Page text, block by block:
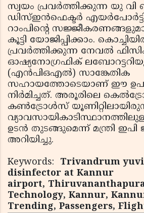
സ്വയം പ്രവര്‍ത്തിക്കുന്ന യു
ഡിസ്ഇന്‍ഫെക്ടര്‍
റാംപിന്റെ
കൂട്ടി യോജിപ്പിക്കാം.
പ്രവര്‍ത്തിക്കുന്ന നേവല്‍
ഓഷ്യനോഗ്രഫിക്
(എന്‍പിഒഎല്‍) സാങ്കേതിക
സഹായത്തോടെയാണ് ഈ
നിര്‍മിച്ചത്. അരൂരിലെ
കണ്‍ട്രോള്‍സ്
ഉടന്‍ തുടങ്ങുമെന്ന് മന്ത്രി
അറിയിച്ചു.
Keywords: Trivandrum
disinfector at Kannur
airport,
Technology, Kannur,
Trending, Passengers,